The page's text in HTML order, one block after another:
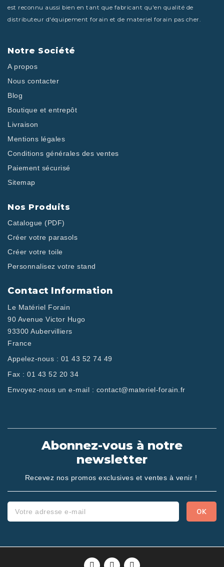
est reconnu aussi bien en tant que fabricant qu'en qualité de
distributeur d'équipement forain et de materiel forain pas cher.
Notre Société
A propos
Nous contacter
Blog
Boutique et entrepôt
Livraison
Mentions légales
Conditions générales des ventes
Paiement sécurisé
Sitemap
Nos Produits
Catalogue (PDF)
Créer votre parasols
Créer votre toile
Personnalisez votre stand
Contact Information
Le Matériel Forain
90 Avenue Victor Hugo
93300 Aubervilliers
France
Appelez-nous : 01 43 52 74 49
Fax : 01 43 52 20 34
Envoyez-nous un e-mail : contact@materiel-forain.fr
Abonnez-vous à notre
newsletter
Recevez nos promos exclusives et ventes à venir !